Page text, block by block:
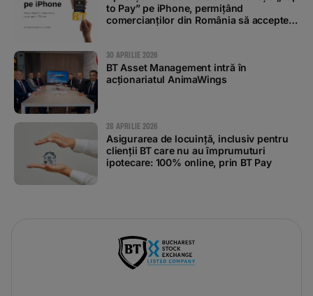
to Pay” pe iPhone, permițând
comercianților din România să accepte
30 APRILIE 2026
BT Asset Management intră în
acționariatul AnimaWings
28 APRILIE 2026
Asigurarea de locuință, inclusiv pentru
clienții BT care nu au împrumuturi
ipotecare: 100% online, prin BT Pay